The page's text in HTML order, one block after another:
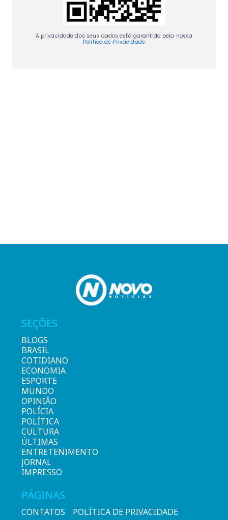
A privacidade dos seus dados está garantida pela nossa
Política de Privacidade
SEÇÕES
BLOGS
BRASIL
COTIDIANO
ECONOMIA
ESPORTE
MUNDO
OPINIÃO
POLÍCIA
POLÍTICA
CULTURA
ÚLTIMAS
ENTRETENIMENTO
JORNAL
IMPRESSO
PÁGINAS
CONTATOS POLÍTICA DE PRIVACIDADE